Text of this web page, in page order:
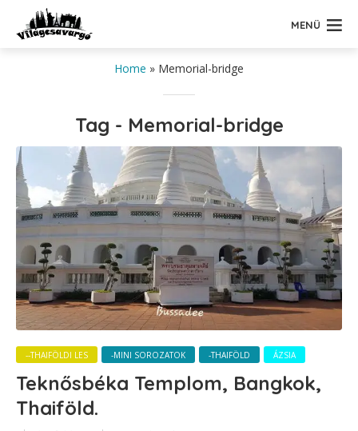
MENÜ
Home » Memorial-bridge
Tag - Memorial-bridge
--THAIFÖLDI LES -MINI SOROZATOK -THAIFÖLD ÁZSIA
Teknősbéka Templom, Bangkok,
Thaiföld.